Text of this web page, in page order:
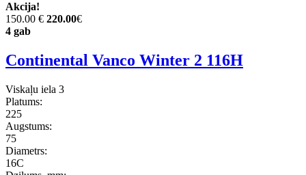
Akcija!
150.00 € 220.00€
4 gab
Continental Vanco Winter 2 116H
Viskaļu iela 3
Platums:
225
Augstums:
75
Diametrs:
16C